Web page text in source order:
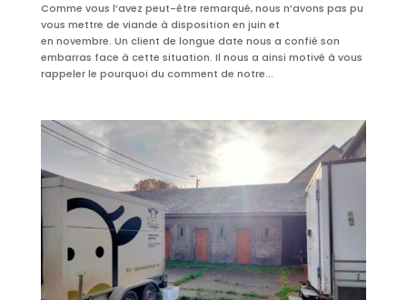
Comme vous l’avez peut-être remarqué, nous n’avons pas pu
vous mettre de viande à disposition en juin et
en novembre. Un client de longue date nous a confié son
embarras face à cette situation. Il nous a ainsi motivé à vous
rappeler le pourquoi du comment de notre...